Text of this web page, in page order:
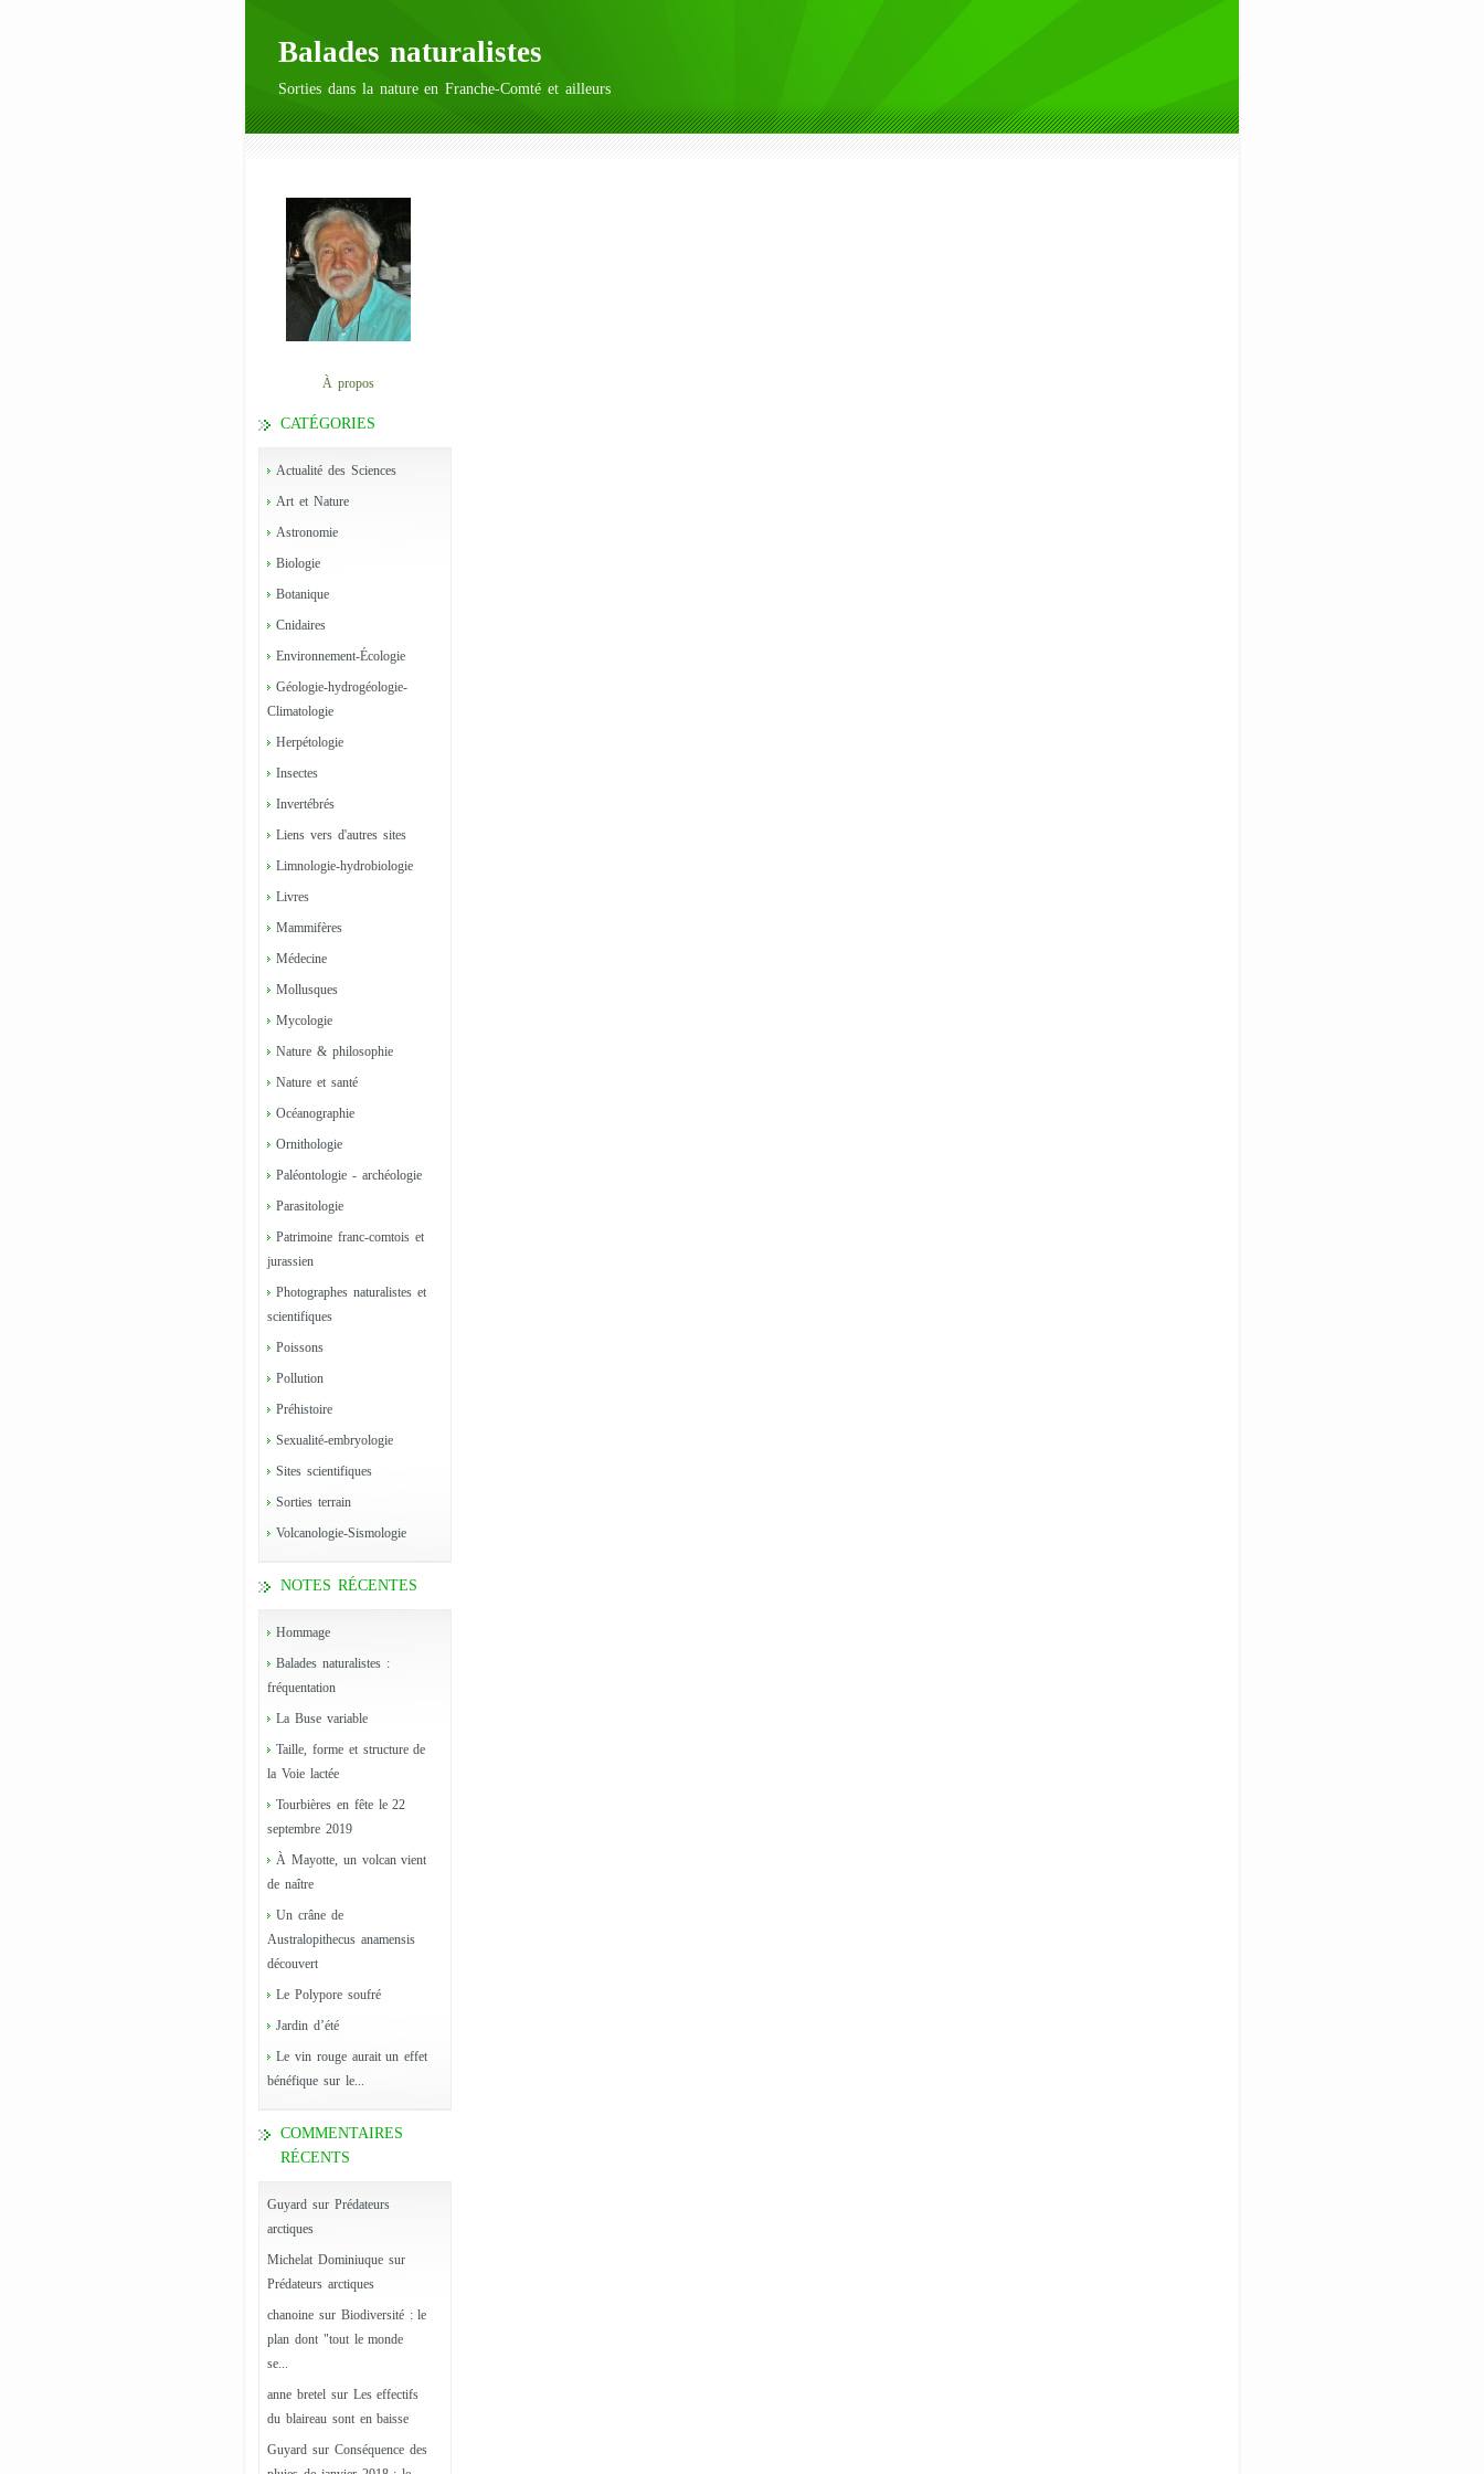
Balades naturalistes
Sorties dans la nature en Franche-Comté et ailleurs
À propos
CATÉGORIES
Actualité des Sciences
Art et Nature
Astronomie
Biologie
Botanique
Cnidaires
Environnement-Écologie
Géologie-hydrogéologie-
Climatologie
Herpétologie
Insectes
Invertébrés
Liens vers d'autres sites
Limnologie-hydrobiologie
Livres
Mammifères
Médecine
Mollusques
Mycologie
Nature & philosophie
Nature et santé
Océanographie
Ornithologie
Paléontologie - archéologie
Parasitologie
Patrimoine franc-comtois et
jurassien
Photographes naturalistes et
scientifiques
Poissons
Pollution
Préhistoire
Sexualité-embryologie
Sites scientifiques
Sorties terrain
Volcanologie-Sismologie
NOTES RÉCENTES
Hommage
Balades naturalistes :
fréquentation
La Buse variable
Taille, forme et structure de
la Voie lactée
Tourbières en fête le 22
septembre 2019
À Mayotte, un volcan vient
de naître
Un crâne de
Australopithecus anamensis
découvert
Le Polypore soufré
Jardin d’été
Le vin rouge aurait un effet
bénéfique sur le...
COMMENTAIRES
RÉCENTS
Guyard sur Prédateurs
arctiques
Michelat Dominiuquesur
Prédateurs arctiques
chanoine sur Biodiversité : le
plan dont "tout le monde
se...
anne bretelsur Les effectifs
du blaireau sont en baisse
Guyard sur Conséquence des